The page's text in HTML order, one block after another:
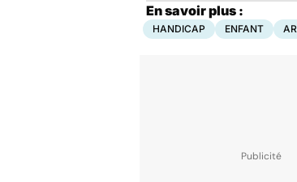
En savoir plus :
HANDICAP ENFANT